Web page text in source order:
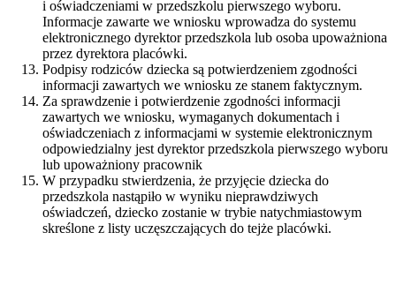
i oświadczeniami w przedszkolu pierwszego wyboru.
Informacje zawarte we wniosku wprowadza do systemu
elektronicznego dyrektor przedszkola lub osoba upoważniona
przez dyrektora placówki.
Podpisy rodziców dziecka są potwierdzeniem zgodności
informacji zawartych we wniosku ze stanem faktycznym.
Za sprawdzenie i potwierdzenie zgodności informacji
zawartych we wniosku, wymaganych dokumentach i
oświadczeniach z informacjami w systemie elektronicznym
odpowiedzialny jest dyrektor przedszkola pierwszego wyboru
lub upoważniony pracownik
W przypadku stwierdzenia, że przyjęcie dziecka do
przedszkola nastąpiło w wyniku nieprawdziwych
oświadczeń, dziecko zostanie w trybie natychmiastowym
skreślone z listy uczęszczających do tejże placówki.